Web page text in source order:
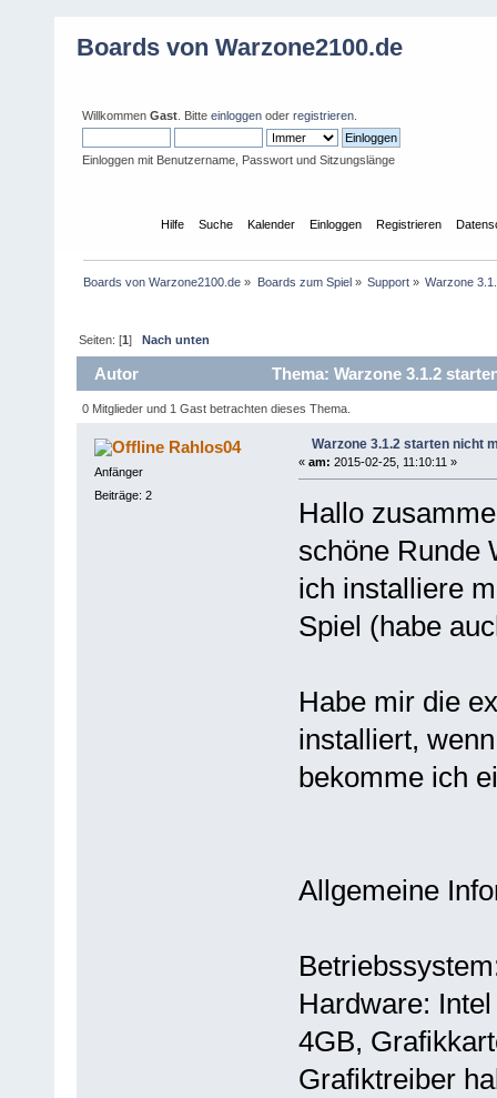
Boards von Warzone2100.de
Willkommen Gast . Bitte einloggen oder registrieren
Einloggen mit Benutzername, Passwort und Sitzungslänge
Hilfe Suche Kalender Einloggen Registrieren
Boards von Warzone2100.de » Boards zum Spiel» Support» Warzone
Seiten: [1]Nach unten
Autor Thema: Warzone 3.1.2
0 Mitglieder und 1 Gast betrachten dieses Thema.
Rahlos04
Anfänger
Beiträge: 2
Warzone 3.1.2 starten nicht
« am: 2015-02-25, 11:10:11 »
Hallo
schöne Runde
ich installiere
Spiel (habe
Habe mir die
installiert,
bekomme ich
Allgemeine
Hardware:
4GB,
Grafiktreiber